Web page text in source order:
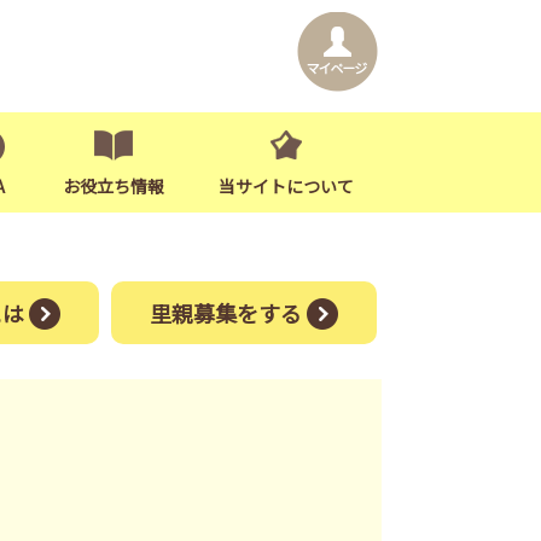
お役立ち情報 当サイトについて
里親募集をする